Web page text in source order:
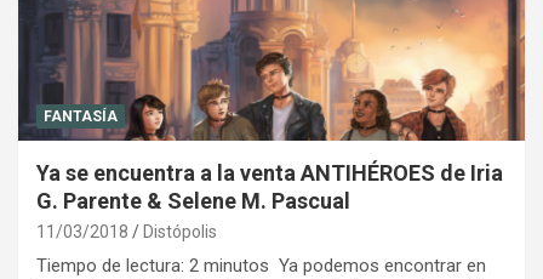
FANTASÍA
Ya se encuentra a la venta ANTIHÉROES de Iria
G. Parente & Selene M. Pascual
11/03/2018 Distópolis
Tiempo de lectura: 2 minutos Ya podemos encontrar en